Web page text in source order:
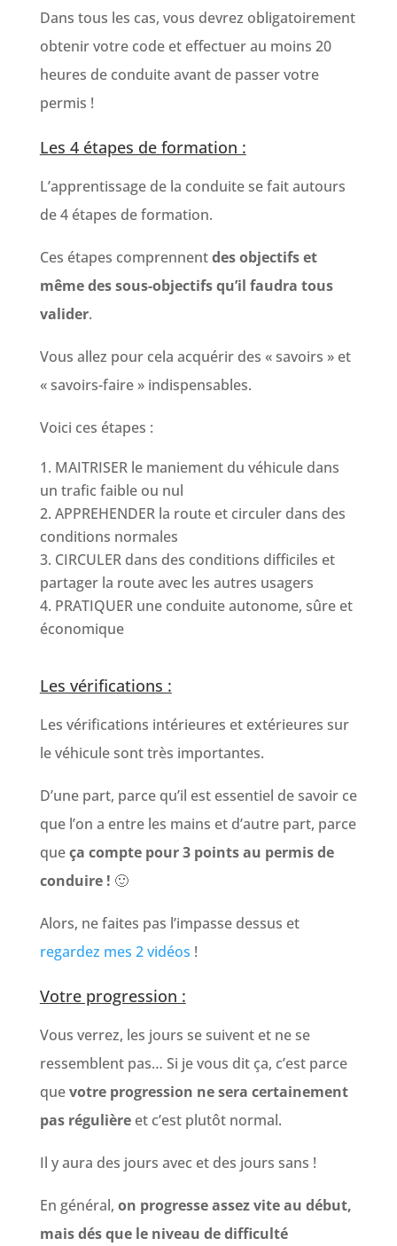
Dans tous les cas, vous devrez obligatoirement
obtenir votre code et effectuer au moins 20
heures de conduite avant de passer votre
permis !
Les 4 étapes de formation :
L’apprentissage de la conduite se fait autours
de 4 étapes de formation.
Ces étapes comprennentdes objectifs et
même des sous-objectifs qu’il faudra tous
valider.
Vous allez pour cela acquérir des « savoirs » et
« savoirs-faire » indispensables.
Voici ces étapes :
MAITRISER le maniement du véhicule dans
un trafic faible ou nul
APPREHENDER la route et circuler dans des
conditions normales
CIRCULER dans des conditions difficiles et
partager la route avec les autres usagers
PRATIQUER une conduite autonome, sûre et
économique
Les vérifications :
Les vérifications intérieures et extérieures sur
le véhicule sont très importantes.
D’une part, parce qu’il est essentiel de savoir ce
que l’on a entre les mains et d’autre part, parce
queça compte pour 3 points au permis de
conduire ! 🙂
Alors, ne faites pas l’impasse dessus et
regardez mes 2 vidéos !
Votre progression :
Vous verrez, les jours se suivent et ne se
ressemblent pas… Si je vous dit ça, c’est parce
quevotre progression ne sera certainement
pas régulièreet c’est plutôt normal.
Il y aura des jours avec et des jours sans !
En général, on progresse assez vite au début,
mais dés que le niveau de difficulté